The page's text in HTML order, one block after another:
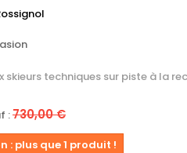
skieurs techniques sur piste à la
:730,00 €
: plus que 1 produit !